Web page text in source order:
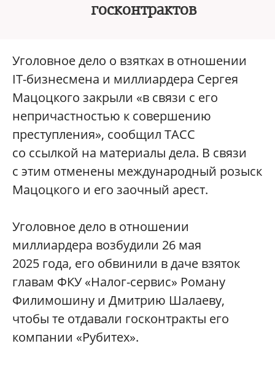
госконтрактов
Уголовное дело о взятках в отношении
IT-бизнесмена и миллиардера Сергея
Мацоцкого закрыли «в связи с его
непричастностью к совершению
преступления», сообщил ТАСС
со ссылкой на материалы дела. В связи
с этим отменены международный розыск
Мацоцкого и его заочный арест.
Уголовное дело в отношении
миллиардера возбудили 26 мая
2025 года, его обвинили в даче взяток
главам ФКУ «Налог-сервис» Роману
Филимошину и Дмитрию Шалаеву,
чтобы те отдавали госконтракты его
компании «Рубитех».